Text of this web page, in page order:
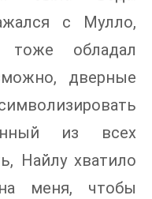
с Мулло,
тоже обладал
дверные
из всех
Найлу хватило
меня, чтобы